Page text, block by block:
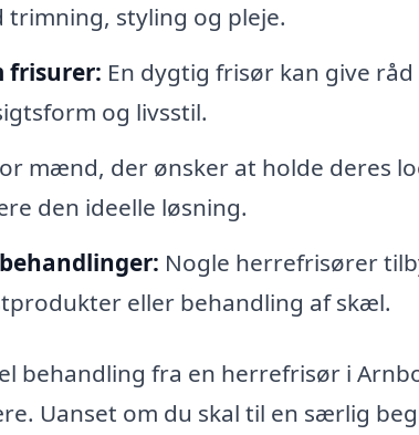
styling og pleje.
frisurer: En dygtig frisør kan give
og livsstil.
mænd, der ønsker at holde deres
den ideelle løsning.
Nogle herrefrisører
eller behandling af skæl.
behandling fra en herrefrisør i
Uanset om du skal til en særlig